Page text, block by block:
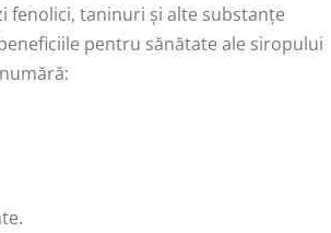
fenolici, taninuri și alte substanțe
pentru sănătate ale siropului